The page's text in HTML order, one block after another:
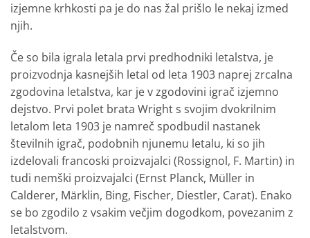
izjemne krhkosti pa je do nas žal prišlo le nekaj izmed
njih.
Če so bila igrala letala prvi predhodniki letalstva, je
proizvodnja kasnejših letal od leta 1903 naprej zrcalna
zgodovina letalstva, kar je v zgodovini igrač izjemno
dejstvo. Prvi polet brata Wright s svojim dvokrilnim
letalom leta 1903 je namreč spodbudil nastanek
številnih igrač, podobnih njunemu letalu, ki so jih
izdelovali francoski proizvajalci (Rossignol, F. Martin) in
tudi nemški proizvajalci (Ernst Planck, Müller in
Calderer, Märklin, Bing, Fischer, Diestler, Carat). Enako
se bo zgodilo z vsakim večjim dogodkom, povezanim z
letalstvom.